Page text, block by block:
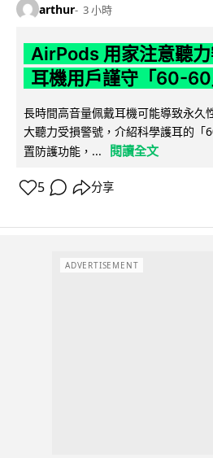
arthur 3 小時
AirPods 用家注意聽
耳機用戶謹守「60-
長時間高音量佩戴耳機可能導致永久
大聽力受損警號，介紹科學護耳的「
置防護功能，...
閱讀全文
5 分享
ADVERTISEMENT